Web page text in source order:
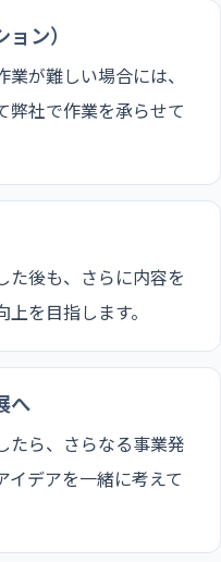
ン）
が難しい場合には、
弊社で作業を承らせて
た後も、さらに内容を
を目指します。
へ
たら、さらなる事業発
イデアを一緒に考えて